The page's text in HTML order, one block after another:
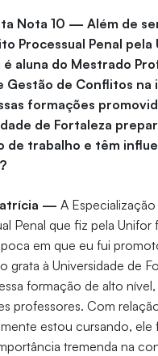
Nota 10 — Além de
Processual Penal
é aluna do Mestrado
Gestão de Conflitos na
formações
de Fortaleza
de trabalho e têm
— A
Penal que fiz pela Unifor
em que eu fui
grata à Universidade de
formação de alto
professores. Com
estou cursando, ele
tremenda na